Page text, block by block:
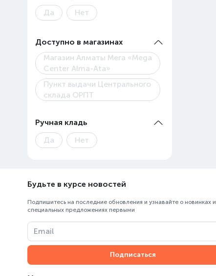
Да
Нет
Доступно в магазинах
Магазин Алматы Мега «Mega
Center Alma-Ata»
Пункт выдачи Центрального
склада ОРПТ
Ручная кладь
Да
Нет
Будьте в курсе новостей
Подпишитесь на последние обновления и узнавайте о новинках и
специальных предложениях первыми
Email
Подписаться